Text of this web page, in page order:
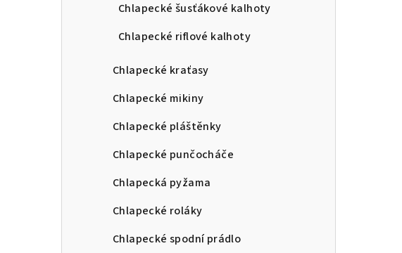
Chlapecké šusťákové kalhoty
Chlapecké riflové kalhoty
Chlapecké kraťasy
Chlapecké mikiny
Chlapecké pláštěnky
Chlapecké punčocháče
Chlapecká pyžama
Chlapecké roláky
Chlapecké spodní prádlo